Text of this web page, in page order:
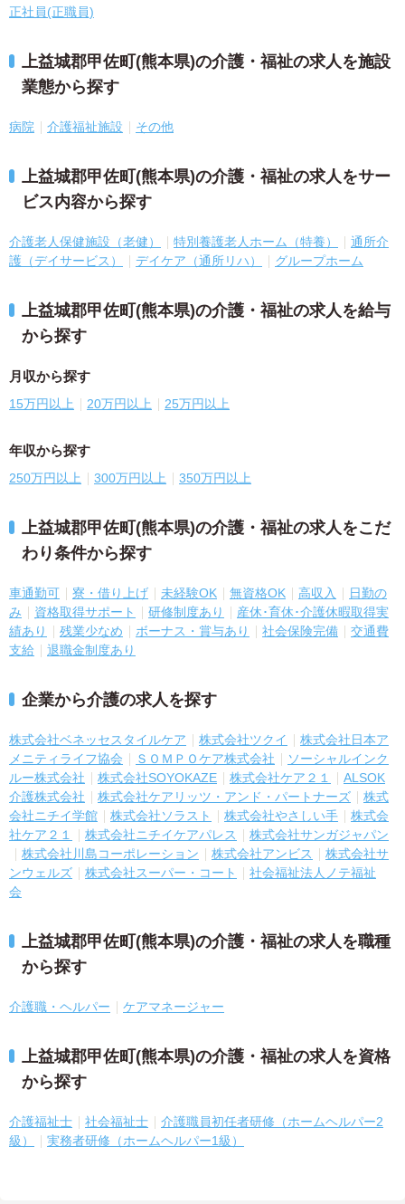
正社員(正職員)
上益城郡甲佐町(熊本県)の介護・福祉の求人を施設
業態から探す
病院 介護福祉施設 その他
上益城郡甲佐町(熊本県)の介護・福祉の求人をサー
ビス内容から探す
介護老人保健施設（老健） 特別養護老人ホーム（特養）
通所介
護（デイサービス）
デイケア（通所リハ） グループホーム
上益城郡甲佐町(熊本県)の介護・福祉の求人を給与
から探す
月収から探す
15万円以上 20万円以上 25万円以上
年収から探す
250万円以上 300万円以上 350万円以上
上益城郡甲佐町(熊本県)の介護・福祉の求人をこだ
わり条件から探す
車通勤可 寮・借り上げ 未経験OK 無資格OK 高収入
日勤の
み
資格取得サポート 研修制度あり
産休･育休･介護休暇取得実
績あり
残業少なめ ボーナス・賞与あり 社会保険完備
交通費
支給
退職金制度あり
企業から介護の求人を探す
株式会社ベネッセスタイルケア 株式会社ツクイ
株式会社日本ア
メニティライフ協会
ＳＯＭＰＯケア株式会社
ソーシャルインク
ルー株式会社
株式会社SOYOKAZE 株式会社ケア２１
ALSOK
介護株式会社
株式会社ケアリッツ・アンド・パートナーズ
株式
会社ニチイ学館
株式会社ソラスト 株式会社やさしい手
株式会
社ケア２１
株式会社ニチイケアパレス
株式会社サンガジャパン
株式会社川島コーポレーション
株式会社アンビス
株式会社サ
ンウェルズ
株式会社スーパー・コート
社会福祉法人ノテ福祉
会
上益城郡甲佐町(熊本県)の介護・福祉の求人を職種
から探す
介護職・ヘルパー ケアマネージャー
上益城郡甲佐町(熊本県)の介護・福祉の求人を資格
から探す
介護福祉士 社会福祉士
介護職員初任者研修（ホームヘルパー2
級）
実務者研修（ホームヘルパー1級）